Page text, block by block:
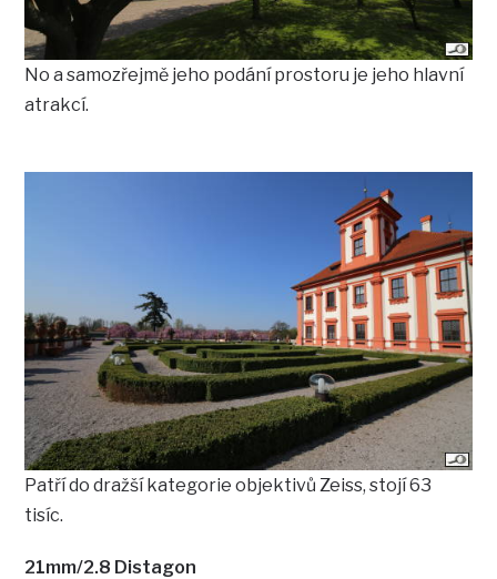
No a samozřejmě jeho podání prostoru je jeho hlavní
atrakcí.
Patří do dražší kategorie objektivů Zeiss, stojí 63
tisíc.
21mm/2.8 Distagon